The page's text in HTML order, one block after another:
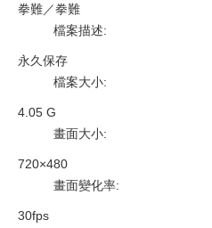
拳難／拳難
檔案描述:
永久保存
檔案大小:
4.05 G
畫面大小:
720×480
畫面變化率:
30fps